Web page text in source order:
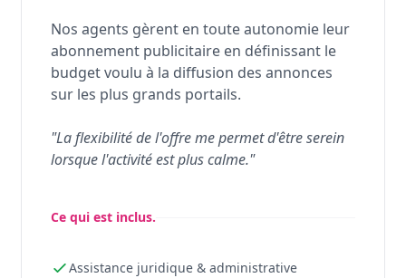
Nos agents gèrent en toute autonomie leur
abonnement publicitaire en définissant le
budget voulu à la diffusion des annonces
sur les plus grands portails.
"La flexibilité de l'offre me permet d'être serein
lorsque l'activité est plus calme."
Ce qui est inclus.
Assistance juridique & administrative